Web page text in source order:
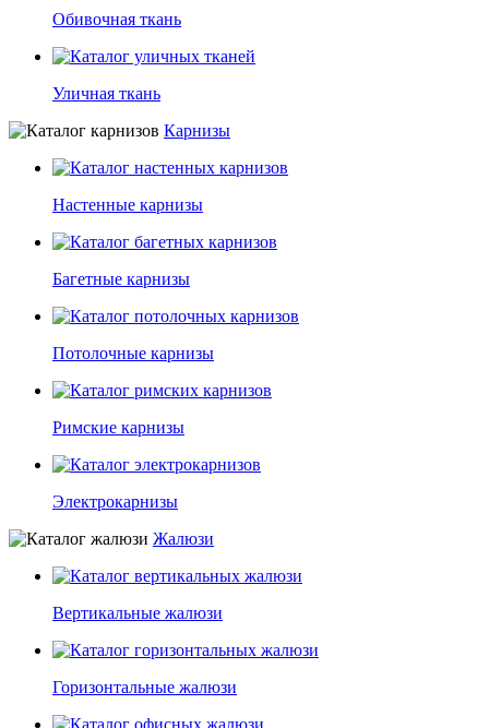
Обивочная ткань
Уличная ткань
Карнизы
Настенные карнизы
Багетные карнизы
Потолочные карнизы
Римские карнизы
Электрокарнизы
Жалюзи
Вертикальные жалюзи
Горизонтальные жалюзи